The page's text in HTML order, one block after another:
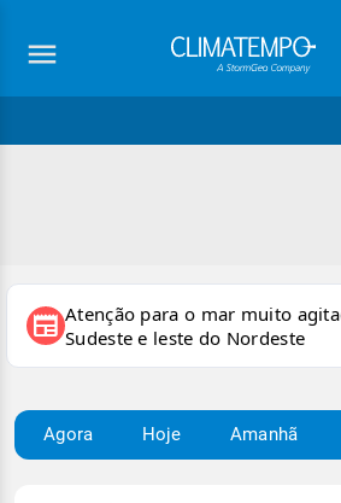
newspaper Atenção para o mar muito
Sudeste e leste do Nordeste
Agora Hoje Amanhã